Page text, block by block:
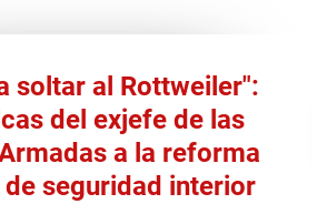
soltar al Rottweiler":
del exjefe de las
a la reforma
de seguridad interior